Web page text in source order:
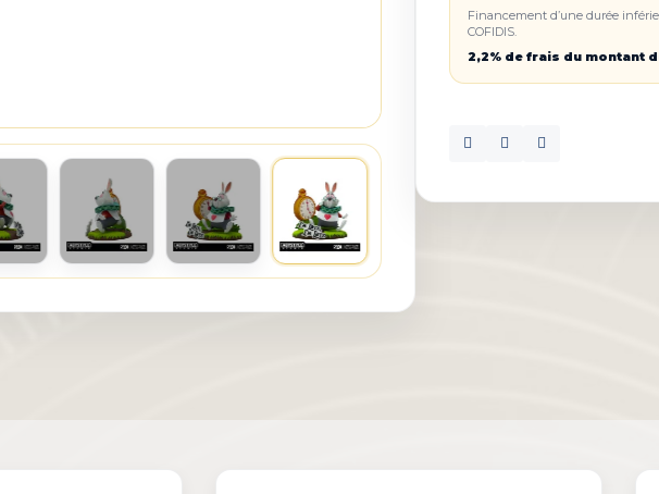
Financement d’une durée
COFIDIS.
2,2% de frais du montant